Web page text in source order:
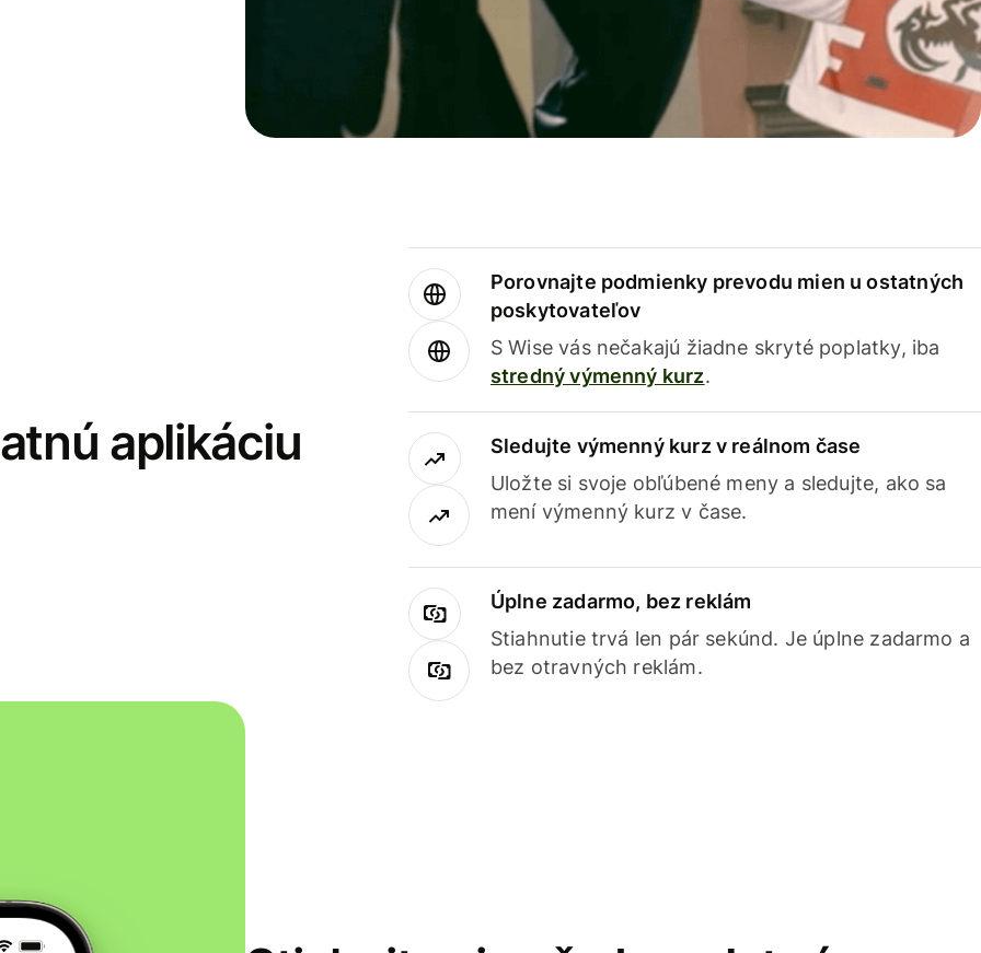
aplikáciu
Porovnajte podmienky prevodu mien u ostatných
poskytovateľov
S Wise vás nečakajú žiadne skryté poplatky, iba
stredný výmenný kurz.
Sledujte výmenný kurz v reálnom čase
Uložte si svoje obľúbené meny a sledujte, ako sa
mení výmenný kurz v čase.
Úplne zadarmo, bez reklám
Stiahnutie trvá len pár sekúnd. Je úplne zadarmo a
bez otravných reklám.